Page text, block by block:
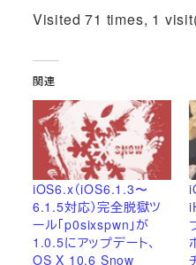
Visited 71 times, 1
関連
iOS6.x（iOS6.1.3〜
6.1.5対応）完全脱獄ツ
ール「p0sixspwn」が
1.0.5にアップデート、
OS X 10.6 Snow